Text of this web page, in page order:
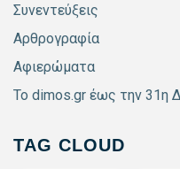
Συνεντεύξεις
Αρθρογραφία
Αφιερώματα
Το dimos.gr έως την 31η
TAG CLOUD